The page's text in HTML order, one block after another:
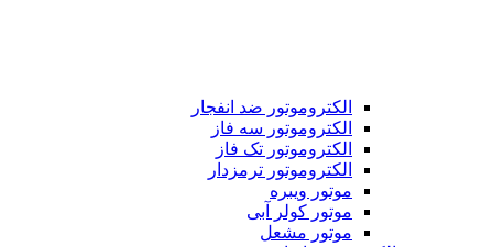
الکتروموتور ضد انفجار
الکتروموتور سه فاز
الکتروموتور تک فاز
الکتروموتور ترمزدار
موتور ویبره
موتور کولر آبی
موتور مشعل